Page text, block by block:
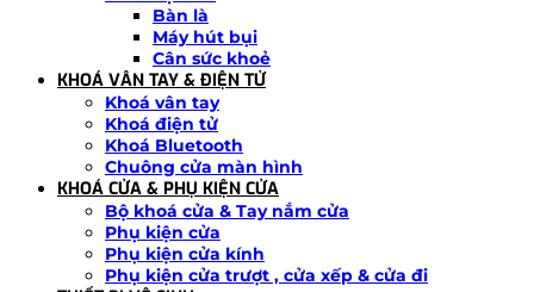
Bàn là
Máy hút bụi
Cân sức khoẻ
KHOÁ VÂN TAY & ĐIỆN TỬ
Khoá vân tay
Khoá điện tử
Khoá Bluetooth
Chuông cửa màn hình
KHOÁ CỬA & PHỤ KIỆN CỬA
Bộ khoá cửa & Tay nắm cửa
Phụ kiện cửa
Phụ kiện cửa kính
Phụ kiện cửa trượt , cửa xếp & cửa đi